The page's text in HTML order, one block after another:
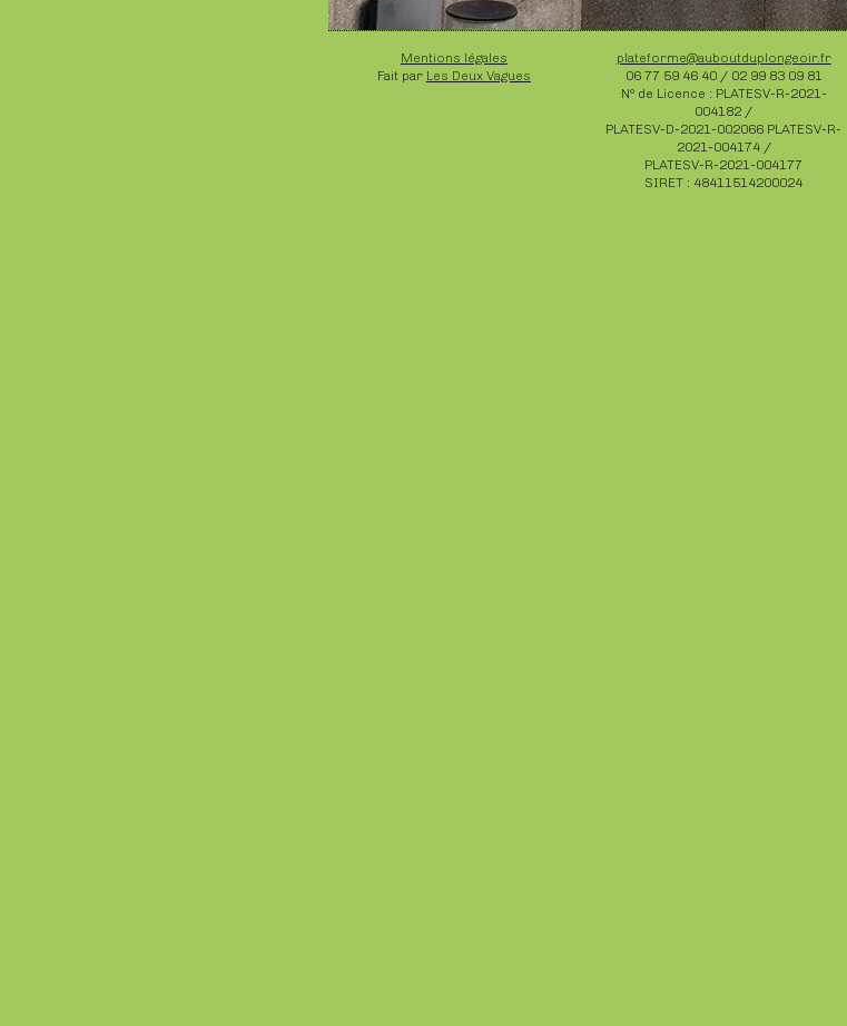
Mentions légales
Fait par Les Deux Vagues
plateforme@auboutduplongeoir.fr
06 77 59 46 40 / 02 99 83 09 81
N° de Licence : PLATESV-R-2021-
004182 /
PLATESV-D-2021-002066 PLATESV-R-
2021-004174 /
PLATESV-R-2021-004177
SIRET : 48411514200024